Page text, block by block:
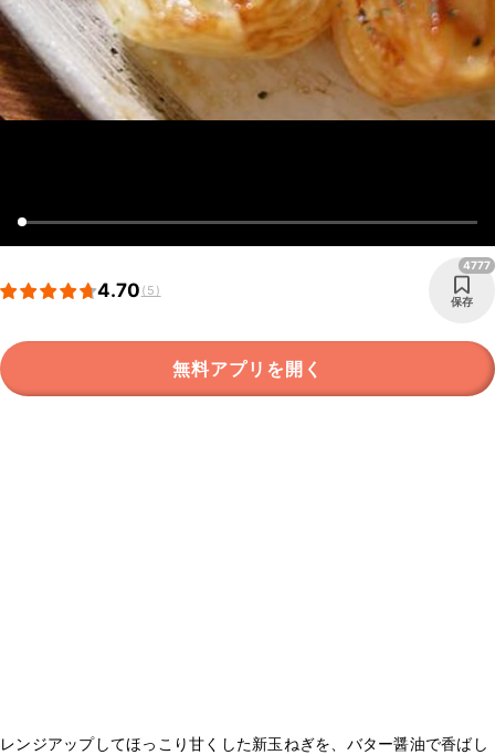
4.70(5)
保存
4777
無料アプリを開く
レンジアップしてほっこり甘くした新玉ねぎを、バター醤油で香ばし